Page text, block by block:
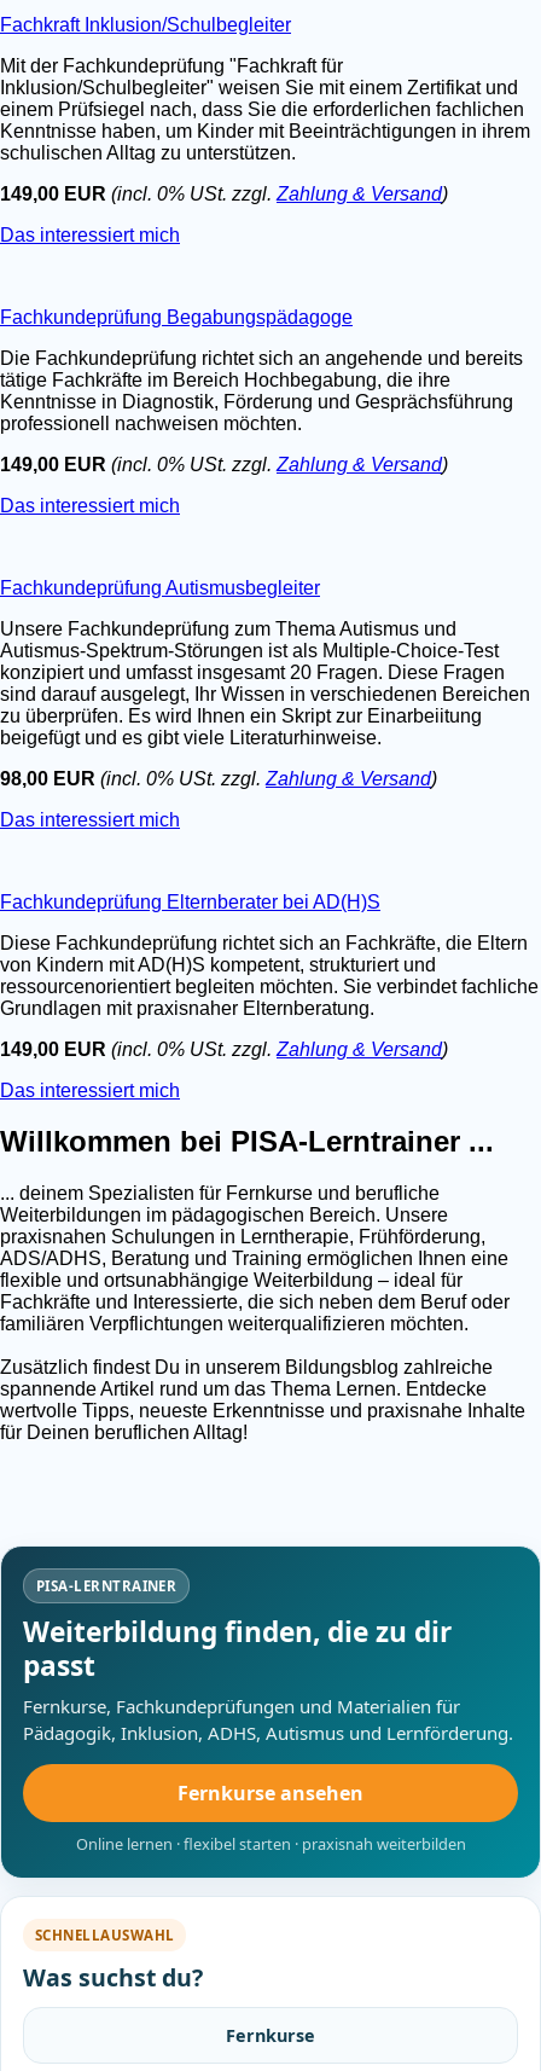
Fachkraft Inklusion/Schulbegleiter
Mit der Fachkundeprüfung "Fachkraft für
Inklusion/Schulbegleiter" weisen Sie mit einem Zertifikat und
einem Prüfsiegel nach, dass Sie die erforderlichen fachlichen
Kenntnisse haben, um Kinder mit Beeinträchtigungen in ihrem
schulischen Alltag zu unterstützen.
149,00 EUR (incl. 0% USt. zzgl. Zahlung & Versand)
Das interessiert mich
Fachkundeprüfung Begabungspädagoge
Die Fachkundeprüfung richtet sich an angehende und bereits
tätige Fachkräfte im Bereich Hochbegabung, die ihre
Kenntnisse in Diagnostik, Förderung und Gesprächsführung
professionell nachweisen möchten.
149,00 EUR (incl. 0% USt. zzgl. Zahlung & Versand)
Das interessiert mich
Fachkundeprüfung Autismusbegleiter
Unsere Fachkundeprüfung zum Thema Autismus und
Autismus-Spektrum-Störungen ist als Multiple-Choice-Test
konzipiert und umfasst insgesamt 20 Fragen. Diese Fragen
sind darauf ausgelegt, Ihr Wissen in verschiedenen Bereichen
zu überprüfen. Es wird Ihnen ein Skript zur Einarbeiitung
beigefügt und es gibt viele Literaturhinweise.
98,00 EUR (incl. 0% USt. zzgl. Zahlung & Versand)
Das interessiert mich
Fachkundeprüfung Elternberater bei AD(H)S
Diese Fachkundeprüfung richtet sich an Fachkräfte, die Eltern
von Kindern mit AD(H)S kompetent, strukturiert und
ressourcenorientiert begleiten möchten. Sie verbindet fachliche
Grundlagen mit praxisnaher Elternberatung.
149,00 EUR (incl. 0% USt. zzgl. Zahlung & Versand)
Das interessiert mich
Willkommen bei PISA-Lerntrainer ...
... deinem Spezialisten für Fernkurse und berufliche
Weiterbildungen im pädagogischen Bereich. Unsere
praxisnahen Schulungen in Lerntherapie, Frühförderung,
ADS/ADHS, Beratung und Training ermöglichen Ihnen eine
flexible und ortsunabhängige Weiterbildung – ideal für
Fachkräfte und Interessierte, die sich neben dem Beruf oder
familiären Verpflichtungen weiterqualifizieren möchten.
Zusätzlich findest Du in unserem Bildungsblog zahlreiche
spannende Artikel rund um das Thema Lernen. Entdecke
wertvolle Tipps, neueste Erkenntnisse und praxisnahe Inhalte
für Deinen beruflichen Alltag!
PISA-LERNTRAINER
Weiterbildung finden, die zu dir
passt
Fernkurse, Fachkundeprüfungen und Materialien für
Pädagogik, Inklusion, ADHS, Autismus und Lernförderung.
Fernkurse ansehen
Online lernen · flexibel starten · praxisnah weiterbilden
SCHNELLAUSWAHL
Was suchst du?
Fernkurse